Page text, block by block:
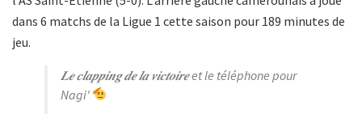
dans 6 matchs de la Ligue 1 cette saison pour 189 minutes de
jeu.
𝑳𝒆 𝒄𝒍𝒂𝒑𝒑𝒊𝒏𝒈 𝒅𝒆 𝒍𝒂 𝒗𝒊𝒄𝒕𝒐𝒊𝒓𝒆 et le téléphone pour
Nagi'